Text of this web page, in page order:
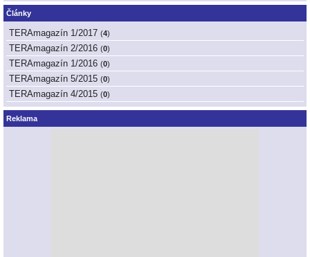
Články
TERAmagazín 1/2017 (4)
TERAmagazín 2/2016 (0)
TERAmagazín 1/2016 (0)
TERAmagazín 5/2015 (0)
TERAmagazín 4/2015 (0)
Reklama